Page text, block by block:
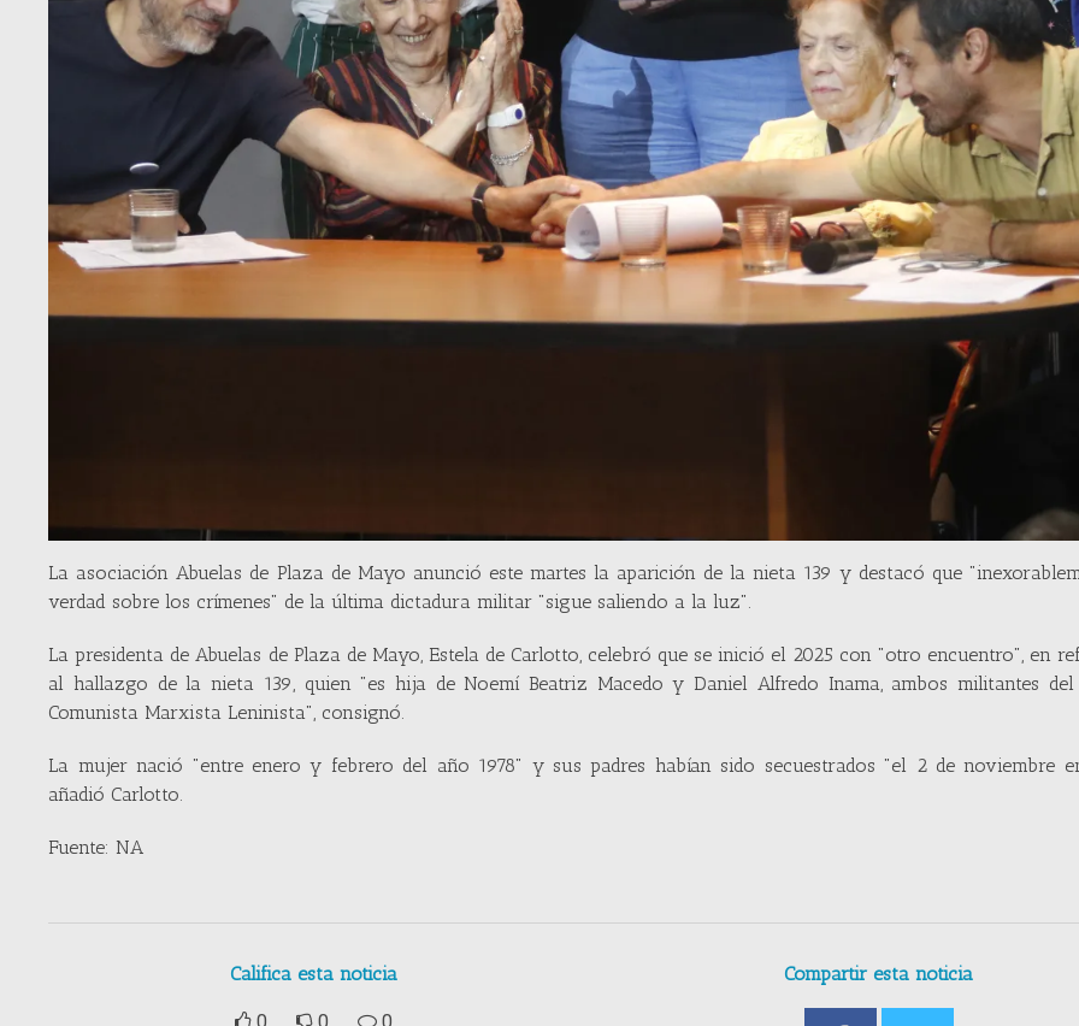
La asociación Abuelas de Plaza de Mayo anunció este martes la aparición de la nieta 139 y destacó que
verdad sobre los crímenes" de la última dictadura militar "sigue saliendo a la luz".
La presidenta de Abuelas de Plaza de Mayo, Estela de Carlotto, celebró que se inició el 2025 con "otro encuentro", en
al hallazgo de la nieta 139, quien "es hija de Noemí Beatriz Macedo y Daniel Alfredo Inama, ambos militantes del
Comunista Marxista Leninista", consignó.
La mujer nació "entre enero y febrero del año 1978" y sus padres habían sido secuestrados "el 2 de noviembre
añadió Carlotto.
Fuente: NA
Califica esta noticia Compartir esta noticia